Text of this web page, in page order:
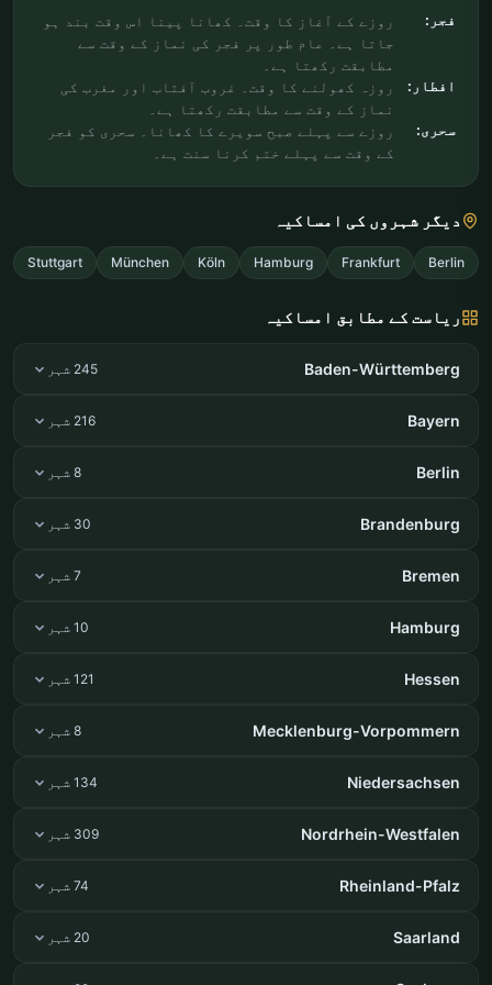
فجر:
روزے کے آغاز کا وقت۔ کھانا پینا اس وقت بند ہو
جاتا ہے۔ عام طور پر فجر کی نماز کے وقت سے
مطابقت رکھتا ہے۔
افطار:
روزہ کھولنے کا وقت۔ غروب آفتاب اور مغرب کی
نماز کے وقت سے مطابقت رکھتا ہے۔
سحری:
روزے سے پہلے صبح سویرے کا کھانا۔ سحری کو فجر
کے وقت سے پہلے ختم کرنا سنت ہے۔
دیگر شہروں کی امساکیہ
Berlin
Frankfurt
Hamburg
Köln
München
Stuttgart
ریاست کے مطابق امساکیہ
Baden-Württemberg 245 شہر
Bayern 216 شہر
Berlin 8 شہر
Brandenburg 30 شہر
Bremen 7 شہر
Hamburg 10 شہر
Hessen 121 شہر
Mecklenburg-Vorpommern 8 شہر
Niedersachsen 134 شہر
Nordrhein-Westfalen 309 شہر
Rheinland-Pfalz 74 شہر
Saarland 20 شہر